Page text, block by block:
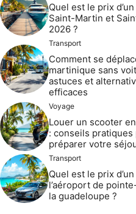
Quel est le prix
Saint-Martin et
2026 ?
Transport
Comment se
martinique sans
astuces et
efficaces
Voyage
Louer un scooter
: conseils pratiques
préparer votre
Transport
Quel est le prix
l’aéroport de
la guadeloupe ?